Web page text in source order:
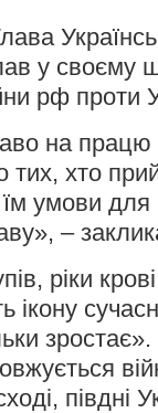
у своєму
рф проти
на працю
тих, хто
умови для
–
ріки